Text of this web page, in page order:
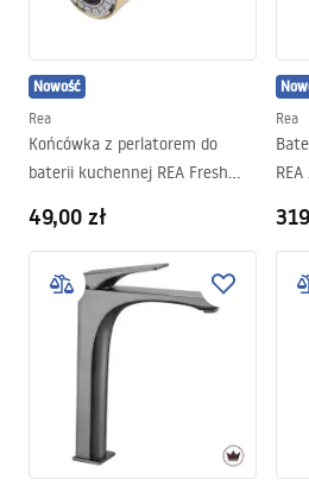
Nowość
Rea
Końcówka z perlatorem do
baterii kuchennej REA Fresh
49,00 zł
Rea